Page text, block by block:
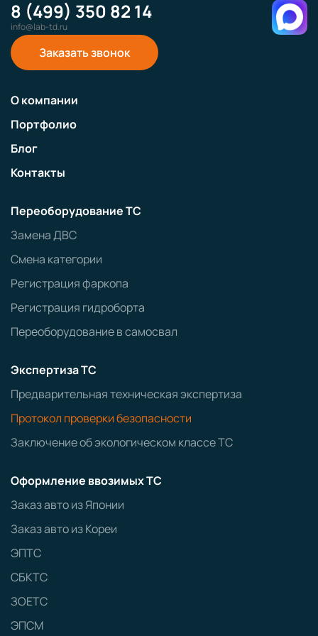
8 (499) 350 82 14
info@lab-td.ru
Заказать звонок
О компании
Портфолио
Блог
Контакты
Переоборудование ТС
Замена ДВС
Смена категории
Регистрация фаркопа
Регистрация гидроборта
Переоборудование в самосвал
Экспертиза ТС
Предварительная техническая экспертиза
Протокол проверки безопасности
Заключение об экологическом классе ТС
Оформление ввозимых ТС
Заказ авто из Японии
Заказ авто из Кореи
ЭПТС
СБКТС
ЗОЕТС
ЭПСМ